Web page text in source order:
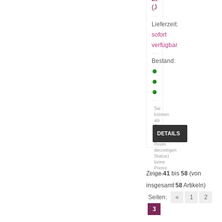
(Jorge)
Lieferzeit:
sofort
verfügbar
Bestand:
Sie
können
als
Gast
(bzw.
Ihrem
derzeitigen
Status)
keine
Preise
sehen.
DETAILS
Zeige41 bis 58 (von
insgesamt58Artikeln)
Seiten:
« 1
2
3